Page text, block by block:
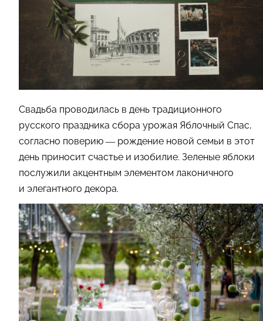
Свадьба проводилась в день традиционного
русского праздника сбора урожая Яблочный Спас,
согласно поверию — рождение новой семьи в этот
день приносит счастье и изобилие. Зеленые яблоки
послужили акцентным элементом лаконичного
и элегантного декора.